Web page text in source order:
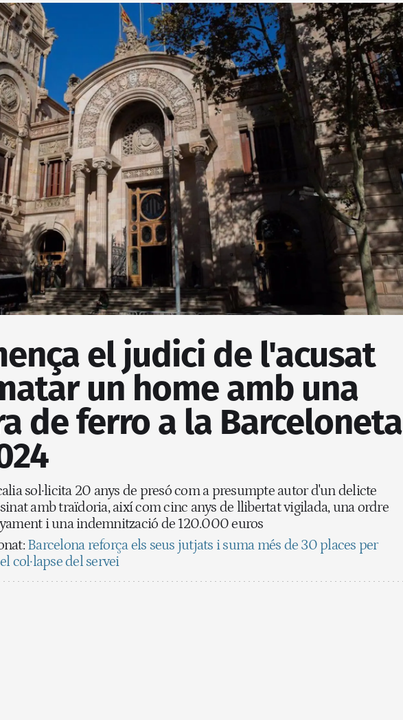
el judici de l'acusat
un home amb una
de ferro a la Barceloneta
sol·licita 20 anys de presó com a presumpte autor d'un delicte
amb traïdoria, així com cinc anys de llibertat vigilada, una ordre
i una indemnització de 120.000 euros
Barcelona reforça els seus jutjats i suma més de 30 places per
col·lapse del servei